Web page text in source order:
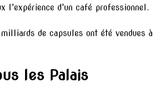
l’expérience d’un café professionnel.
de capsules ont été vendues à
les Palais